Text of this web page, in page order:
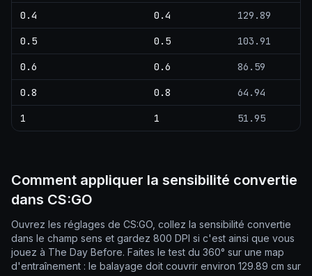
0.4 0.4 129.89
0.5 0.5 103.91
0.6 0.6 86.59
0.8 0.8 64.94
1 1 51.95
Comment appliquer la sensibilité convertie
dans CS:GO
Ouvrez les réglages de CS:GO, collez la sensibilité convertie
dans le champ sens et gardez 800 DPI si c'est ainsi que vous
jouez à The Day Before. Faites le test du 360° sur une map
d'entraînement : le balayage doit couvrir environ 129.89 cm sur